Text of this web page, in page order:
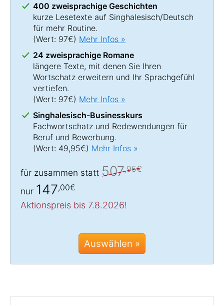
400 zweisprachige Geschichten
kurze Lesetexte auf Singhalesisch/Deutsch
für mehr Routine.
(Wert: 97€) Mehr Infos »
24 zweisprachige Romane
längere Texte, mit denen Sie Ihren
Wortschatz erweitern und Ihr Sprachgefühl
vertiefen.
(Wert: 97€) Mehr Infos »
Singhalesisch-Businesskurs
Fachwortschatz und Redewendungen für
Beruf und Bewerbung.
(Wert: 49,95€) Mehr Infos »
für zusammen statt 507,95€
nur 147,00€
Aktionspreis bis 7.8.2026!
Auswählen »